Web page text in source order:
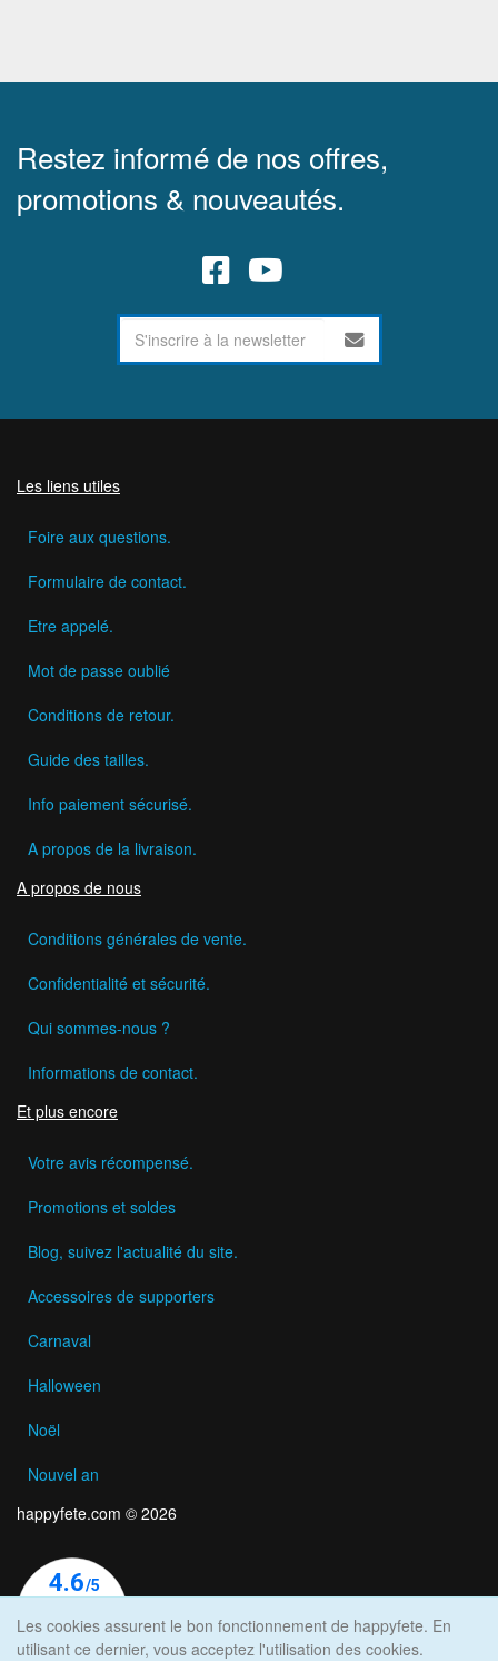
Restez informé de nos offres,
promotions & nouveautés.
Les liens utiles
Foire aux questions.
Formulaire de contact.
Etre appelé.
Mot de passe oublié
Conditions de retour.
Guide des tailles.
Info paiement sécurisé.
A propos de la livraison.
A propos de nous
Conditions générales de vente.
Confidentialité et sécurité.
Qui sommes-nous ?
Informations de contact.
Et plus encore
Votre avis récompensé.
Promotions et soldes
Blog, suivez l'actualité du site.
Accessoires de supporters
Carnaval
Halloween
Noël
Nouvel an
happyfete.com © 2026
Les cookies assurent le bon fonctionnement de happyfete. En
utilisant ce dernier, vous acceptez l'utilisation des cookies.